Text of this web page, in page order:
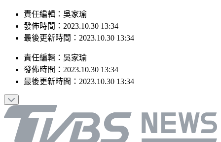
責任編輯：吳家瑜
發佈時間：2023.10.30 13:34
最後更新時間：2023.10.30 13:34
責任編輯 ： 吳家瑜
發佈時間： 2023.10.30 13:34
最後更新時間： 2023.10.30 13:34